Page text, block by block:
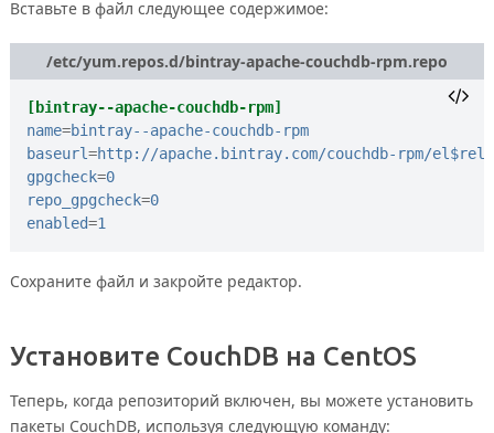
Вставьте в файл следующее содержимое:
/etc/yum.repos.d/bintray-apache-couchdb-rpm.repo
[bintray--apache-couchdb-rpm]
name=bintray--apache-couchdb-rpm
baseurl=http://apache.bintray.com/couchdb-rpm/
gpgcheck=0
repo_gpgcheck=0
enabled=1
Сохраните файл и закройте редактор.
Установите CouchDB на CentOS
Теперь, когда репозиторий включен, вы можете установить
пакеты CouchDB, используя следующую команду: